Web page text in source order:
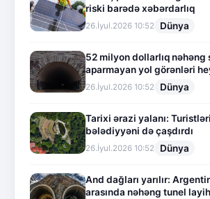
riski barədə xəbərdarlıq
26.İyul.2026 10:52 Dünya
52 milyon dollarlıq nəhəng
aparmayan yol görənləri
26.İyul.2026 10:52 Dünya
Tarixi ərazi yalanı:
bələdiyyəni də çaşdırdı
26.İyul.2026 10:52 Dünya
And dağları yarılır:
arasında nəhəng tunel